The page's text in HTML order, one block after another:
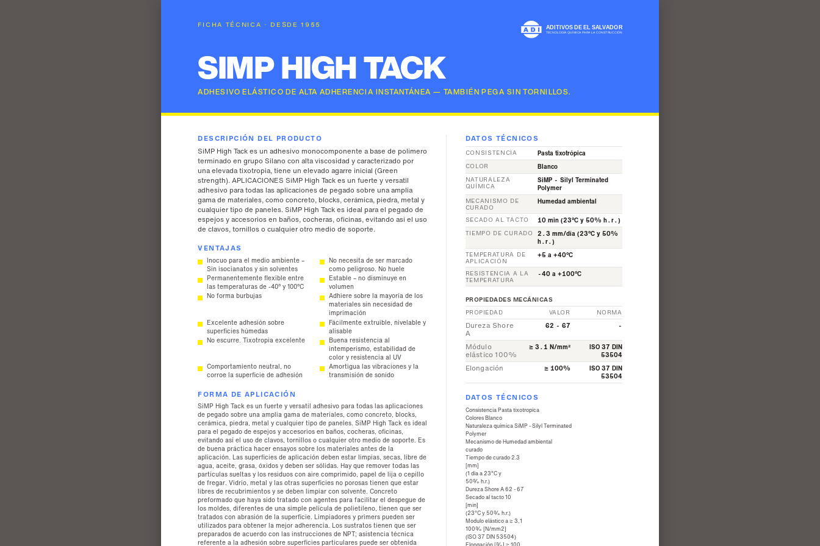
FICHA TÉCNICA · DESDE 1955
SIMP HIGH TACK
ADHESIVO ELÁSTICO DE ALTA ADHERENCIA INSTANTÁNEA — TAMBIÉN PEGA SIN TORNILLOS.
DESCRIPCIÓN DEL PRODUCTO
SiMP High Tack es un adhesivo monocomponente a base de polímero
terminado en grupo Silano con alta viscosidad y caracterizado por
una elevada tixotropia, tiene un elevado agarre inicial (Green
strength). APLICACIONES SiMP High Tack es un fuerte y versatil
adhesivo para todas las aplicaciones de pegado sobre una amplia
gama de materiales, como concreto, blocks, cerámica, piedra, metal y
cualquier tipo de paneles. SiMP High Tack es ideal para el pegado de
espejos y accesorios en baños, cocheras, oficinas, evitando así el uso
de clavos, tornillos o cualquier otro medio de soporte.
VENTAJAS
Inocuo para el medio ambiente –
Sin isocianatos y sin solventes
No necesita de ser marcado
como peligroso. No huele
Permanentemente flexible entre
las temperaturas de -40° y 100°C
Estable – no disminuye en
volumen
No forma burbujas
Adhiere sobre la mayoría de los
materiales sin necesidad de
imprimación
Excelente adhesión sobre
superficies húmedas
Fácilmente extruible, nivelable y
alisable
No escurre. Tixotropia excelente
Buena resistencia al
intemperismo, estabilidad de
color y resistencia al UV
Comportamiento neutral, no
corroe la superficie de adhesión
Amortigua las vibraciones y la
transmisión de sonido
FORMA DE APLICACIÓN
SiMP High Tack es un fuerte y versatil adhesivo para todas las aplicaciones
de pegado sobre una amplia gama de materiales, como concreto, blocks,
cerámica, piedra, metal y cualquier tipo de paneles. SiMP High Tack es ideal
para el pegado de espejos y accesorios en baños, cocheras, oficinas,
evitando así el uso de clavos, tornillos o cualquier otro medio de soporte. Es
de buena práctica hacer ensayos sobre los materiales antes de la
aplicación. Las superficies de aplicación deben estar limpias, secas, libre de
agua, aceite, grasa, óxidos y deben ser sólidas. Hay que remover todas las
partículas sueltas y los residuos con aire comprimido, papel de lija o cepillo
de fregar. Vidrio, metal y las otras superficies no porosas tienen que estar
libres de recubrimientos y se deben limpiar con solvente. Concreto
preformado que haya sido tratado con agentes para facilitar el despegue de
los moldes, diferentes de una simple película de polietileno, tienen que ser
tratados con abrasión de la superficie. Limpiadores y primers pueden ser
utilizados para obtener la mejor adherencia. Los sustratos tienen que ser
preparados de acuerdo con las instrucciones de NPT; asistencia técnica
referente a la adhesión sobre superficies particulares puede ser obtenida
DATOS TÉCNICOS
CONSISTENCIA Pasta tixotrópica
COLOR Blanco
NATURALEZA
QUÍMICA
SiMP - Silyl Terminated
Polymer
MECANISMO DE
CURADO
Humedad ambiental
SECADO AL TACTO 10 min (23°C y 50% h.r.)
TIEMPO DE CURADO
2.3 mm/día (23°C y 50%
h.r.)
TEMPERATURA DE
APLICACIÓN
+5 a +40°C
RESISTENCIA A LA
TEMPERATURA
-40 a +100°C
PROPIEDADES MECÁNICAS
PROPIEDAD
VALOR NORMA
Dureza Shore
A
62 - 67 -
Módulo
elástico 100%
≥ 3.1 N/mm²
ISO 37 DIN
53504
Elongación
≥ 100%
ISO 37 DIN
53504
DATOS TÉCNICOS
Consistencia Pasta tixotropica
Colores Blanco
Naturaleza química SiMP - Silyl Terminated
Polymer
Mecanismo de Humedad ambiental
curado
Tiempo de curado 2.3
[mm]
(1 dia a 23°C y
50% h.r.)
Dureza Shore A 62 - 67
Secado al tacto 10
[min]
(23°C y 50% h.r.)
Modulo elástico a ≥ 3,1
100% [N/mm2]
(ISO 37 DIN 53504)
Elongación [%] ≥ 100